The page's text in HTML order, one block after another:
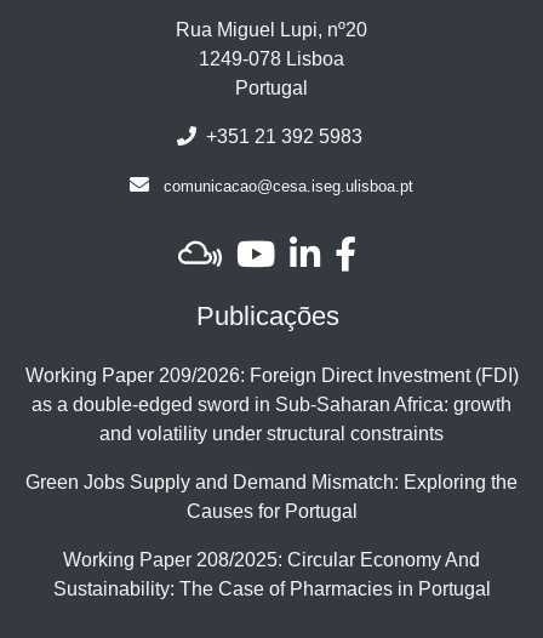
Rua Miguel Lupi, nº20
1249-078 Lisboa
Portugal
+351 21 392 5983
comunicacao@cesa.iseg.ulisboa.pt
Publicações
Working Paper 209/2026: Foreign Direct Investment (FDI)
as a double-edged sword in Sub-Saharan Africa: growth
and volatility under structural constraints
Green Jobs Supply and Demand Mismatch: Exploring the
Causes for Portugal
Working Paper 208/2025: Circular Economy And
Sustainability: The Case of Pharmacies in Portugal